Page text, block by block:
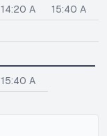
14:20 A
15:40 A
15:40 A